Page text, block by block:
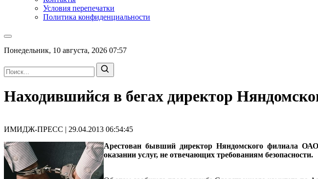
Условия перепечатки
Политика конфиденциальности
Понедельник, 10 августа, 2026 07:57
Находившийся в бегах директор
ИМИДЖ-ПРЕСС | 29.04.2013 06:54:45
Арестован бывший директор Няндомского филиала
оказании услуг, не отвечающих требованиям безопасности.